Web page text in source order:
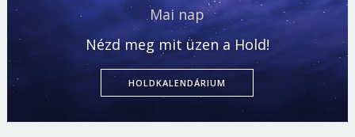
Mai nap
Nézd meg mit üzen a Hold!
HOLDKALENDÁRIUM